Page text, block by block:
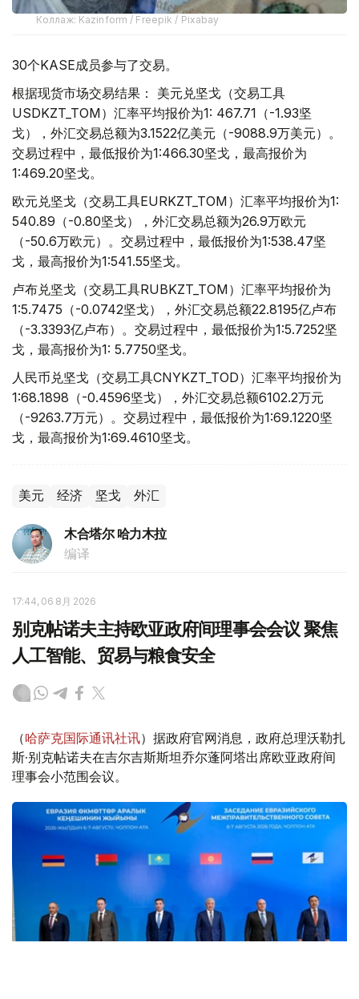
Коллаж: Kazinform / Freepik / Pixabay
30个KASE成员参与了交易。
根据现货市场交易结果： 美元兑坚戈（交易工具
USDKZT_TOM）汇率平均报价为1: 467.71（-1.93坚
戈），外汇交易总额为3.1522亿美元（-9088.9万美元）。
交易过程中，最低报价为1:466.30坚戈，最高报价为
1:469.20坚戈。
欧元兑坚戈（交易工具EURKZT_TOM）汇率平均报价为1:
540.89（-0.80坚戈），外汇交易总额为26.9万欧元
（-50.6万欧元）。交易过程中，最低报价为1:538.47坚
戈，最高报价为1:541.55坚戈。
卢布兑坚戈（交易工具RUBKZT_TOM）汇率平均报价为
1:5.7475（-0.0742坚戈），外汇交易总额22.8195亿卢布
（-3.3393亿卢布）。交易过程中，最低报价为1:5.7252坚
戈，最高报价为1: 5.7750坚戈。
人民币兑坚戈（交易工具CNYKZT_TOD）汇率平均报价为
1:68.1898（-0.4596坚戈），外汇交易总额6102.2万元
（-9263.7万元）。交易过程中，最低报价为1:69.1220坚
戈，最高报价为1:69.4610坚戈。
美元 经济 坚戈 外汇
木合塔尔 哈力木拉
编译
17:44, 06 8月 2026
别克帖诺夫主持欧亚政府间理事会会议 聚焦
人工智能、贸易与粮食安全
（哈萨克国际通讯社讯）据政府官网消息，政府总理沃勒扎
斯·别克帖诺夫在吉尔吉斯斯坦乔尔蓬阿塔出席欧亚政府间
理事会小范围会议。